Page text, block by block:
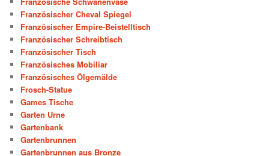
Französischer Cheval Spiegel
Französischer Empire-Beistelltisch
Französischer Schreibtisch
Französischer Tisch
Französisches Mobiliar
Französisches Ölgemälde
Frosch-Statue
Games Tische
Garten Urne
Gartenbank
Gartenbrunnen
Gartenbrunnen aus Bronze